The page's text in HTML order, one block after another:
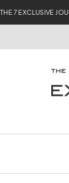
THE 7 EXCLUSIVE